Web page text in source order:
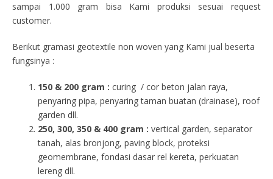
sampai 1.000 gram bisa Kami produksi sesuai request
customer.
Berikut gramasi geotextile non woven yang Kami jual beserta
fungsinya :
150 & 200 gram : curing / cor beton jalan raya,
penyaring pipa, penyaring taman buatan (drainase), roof
garden dll.
250, 300, 350 & 400 gram : vertical garden, separator
tanah, alas bronjong, paving block, proteksi
geomembrane, fondasi dasar rel kereta, perkuatan
lereng dll.